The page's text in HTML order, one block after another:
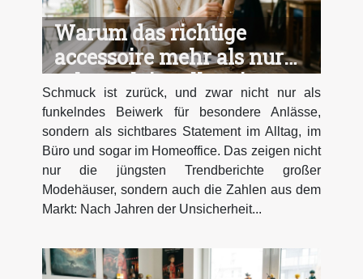
Warum das richtige
accessoire mehr als nur
schmuck im alltag ist
Schmuck ist zurück, und zwar nicht nur als
funkelndes Beiwerk für besondere Anlässe,
sondern als sichtbares Statement im Alltag, im
Büro und sogar im Homeoffice. Das zeigen nicht
nur die jüngsten Trendberichte großer
Modehäuser, sondern auch die Zahlen aus dem
Markt: Nach Jahren der Unsicherheit...